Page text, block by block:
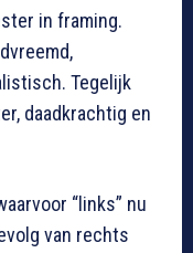
in framing.
Tegelijk
daadkrachtig en
“links” nu
van rechts